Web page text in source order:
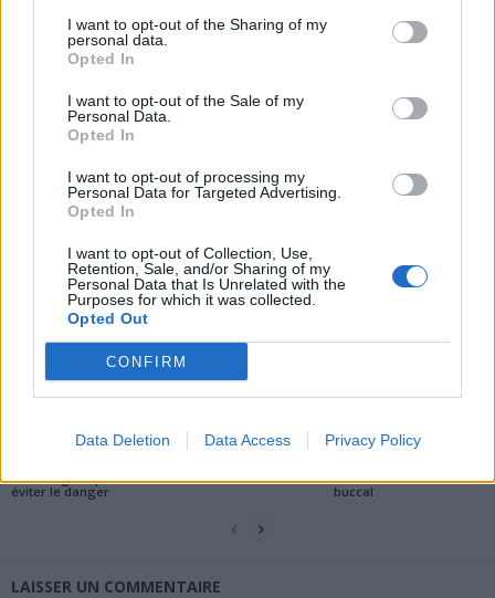
I want to opt-out of the Sharing of my
personal data.
Opted In
I want to opt-out of the Sale of my
Personal Data.
Opted In
I want to opt-out of processing my
Personal Data for Targeted Advertising.
Opted In
I want to opt-out of Collection, Use,
Retention, Sale, and/or Sharing of my
Personal Data that Is Unrelated with the
Purposes for which it was collected.
Opted Out
CONFIRM
Data Deletion Data Access Privacy Policy
votre santé et comment
éviter la carence
ARTICLES CONNEXES PLUS DE L'AUTEUR
Canicule : les conseils
cardiologues pour
éviter le danger
Santé
Éclipse du 12 août :
lunettes de sécurité
Santé
Un chewing-gum
combattre le cancer
buccal
LAISSER UN COMMENTAIRE